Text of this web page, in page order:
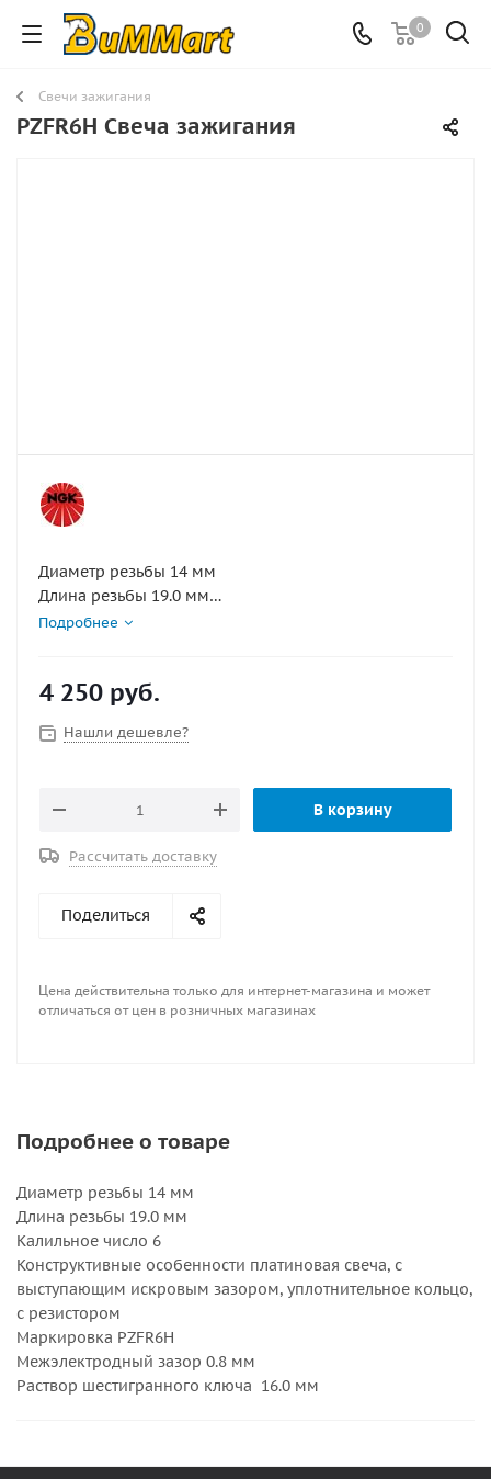
0
Свечи зажигания
PZFR6H Свеча зажигания
Диаметр резьбы 14 мм
Длина резьбы 19.0 мм
Калильное число 6
кольцо, с резистором
Межэлектродный зазор 0.8 мм
Подробнее
4 250 руб.
Нашли дешевле?
В корзину
Рассчитать доставку
Поделиться
Цена действительна только для интернет-магазина и может
отличаться от цен в розничных магазинах
Подробнее о товаре
Диаметр резьбы 14 мм
Длина резьбы 19.0 мм
Калильное число 6
Конструктивные особенности платиновая свеча, с
выступающим искровым зазором, уплотнительное кольцо,
с резистором
Маркировка PZFR6H
Межэлектродный зазор 0.8 мм
Раствор шестигранного ключа 16.0 мм